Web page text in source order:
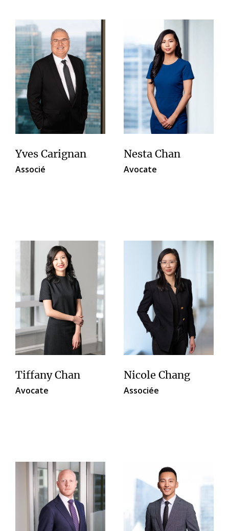
Yves Carignan
Associé
Nesta Chan
Avocate
Tiffany Chan
Avocate
Nicole Chang
Associée